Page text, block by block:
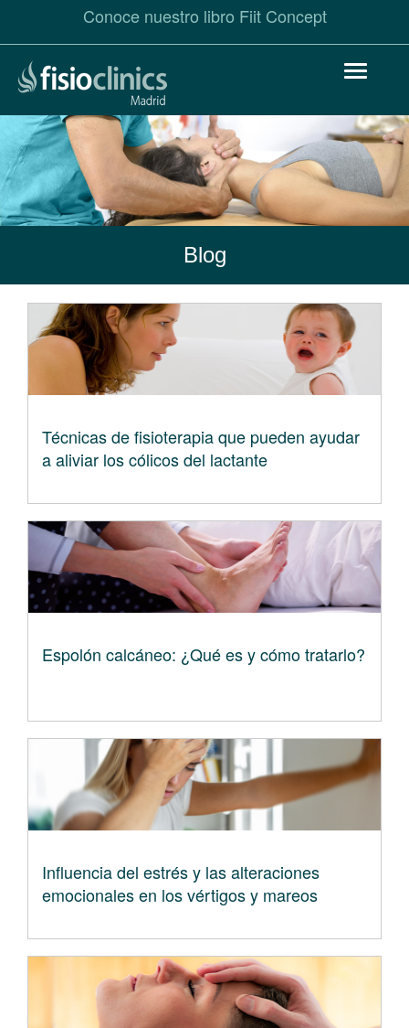
Pasar
contenido
principal
Conoce nuestro libro Fiit Concept
Toggle
Blog
Técnicas de fisioterapia que pueden ayudar
a aliviar los cólicos del lactante
Espolón calcáneo: ¿Qué es y cómo tratarlo?
Influencia del estrés y las alteraciones
emocionales en los vértigos y mareos